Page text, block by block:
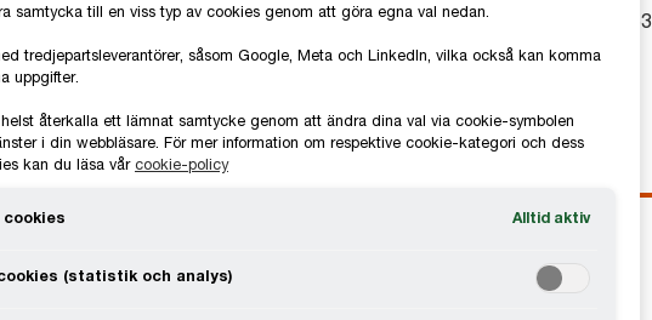
0709-29 41 63
Email
LinkedIn
samtycka till en viss typ av cookies genom att göra egna val nedan.
tredjepartsleverantörer, såsom Google, Meta och LinkedIn, vilka också kan komma
uppgifter.
återkalla ett lämnat samtycke genom att ändra dina val via cookie-symbolen
i din webbläsare. För mer information om respektive cookie-kategori och dess
kan du läsa vår cookie-policy
cookies Alltid aktiv
(statistik och analys)